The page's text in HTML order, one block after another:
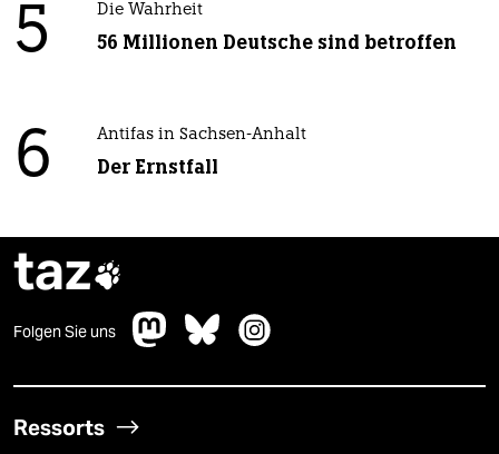
5 Die Wahrheit
56 Millionen Deutsche sind betroffen
6 Antifas in Sachsen-Anhalt
Der Ernstfall
taz
Folgen Sie uns
Ressorts